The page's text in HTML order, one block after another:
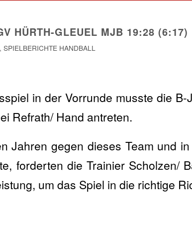
HÜRTH-GLEUEL MJB 19:28 (6:17)
, SPIELBERICHTE HANDBALL
in der Vorrunde musste die B-
Refrath/ Hand antreten.
Jahren gegen dieses Team und
forderten die Trainier Scholzen/
um das Spiel in die richtige